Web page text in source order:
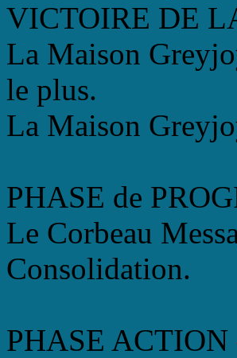
VICTOIRE DE
La Maison
le plus.
La Maison
PHASE de
Le Corbeau
Consolidation.
PHASE ACTION